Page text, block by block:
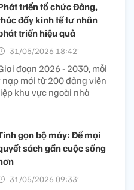
triển tổ chức Đảng,
đẩy kinh tế tư nhân
triển hiệu quả
31/05/2026 18:42’
đoạn 2026 - 2030, mỗi
mới từ 200 đảng viên
khu vực ngoài nhà
gọn bộ máy: Để mọi
sách gần cuộc sống
31/05/2026 09:33’